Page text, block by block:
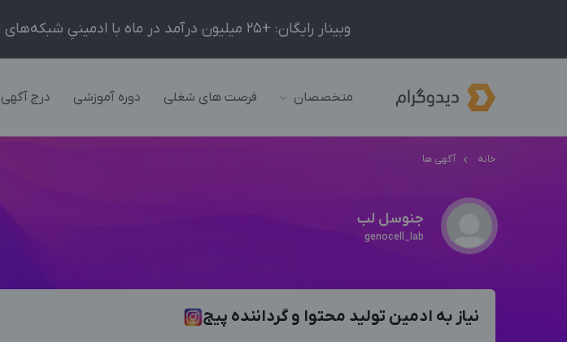
وبینار رایگان: +25 میلیون درآمد در ماه با ادمینیِ شبکه‌های اجتماعی داخلی و خارجی!
متخصصان فرصت های شغلی دوره آموزشی درج آگهی
خانه آگهی ها
جنوسل لب
genocell_lab
نیاز به ادمین تولید محتوا و گرداننده پیج